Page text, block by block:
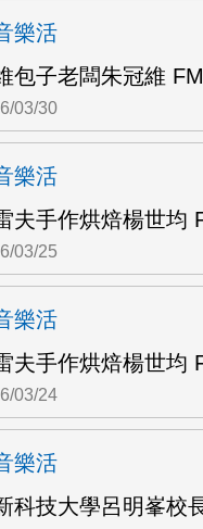
樂活
包子老闆朱冠維
03/30
樂活
夫手作烘焙楊世均
03/25
樂活
夫手作烘焙楊世均
03/24
樂活
科技大學呂明峯校